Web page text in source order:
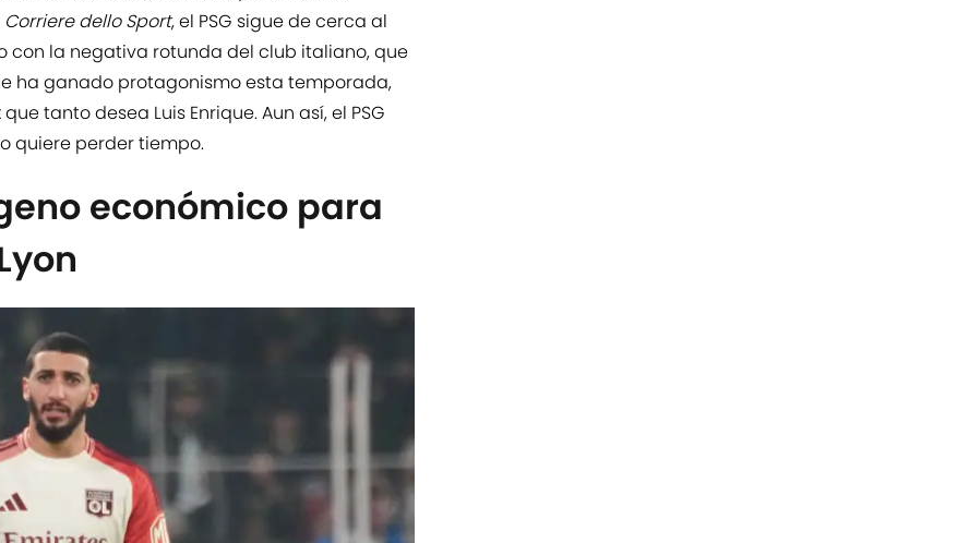
Corriere dello Sport, el PSG sigue de cerca al
con la negativa rotunda del club italiano, que
ha ganado protagonismo esta temporada,
tanto desea Luis Enrique. Aun así, el PSG
quiere perder tiempo.
económico para